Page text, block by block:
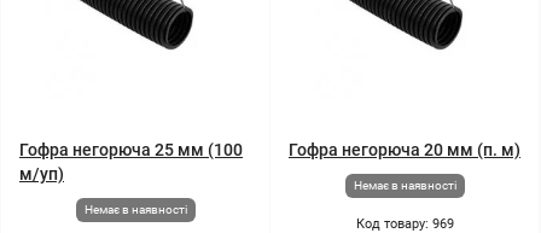
Гофра негорюча 25 мм (100
м/уп)
Немає в наявності
Гофра негорюча 20 мм (п. м)
Немає в наявності
Код товару: 969